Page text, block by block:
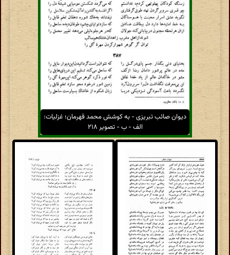
دیوان صائب تبریزی - به کوشش محمد قهرمان؛ غزلیات:
الف - ب - تصویر ۲۱۸